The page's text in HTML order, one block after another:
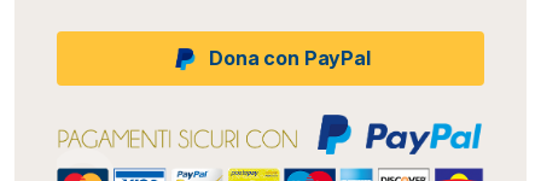
Dona con PayPal